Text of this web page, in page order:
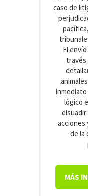
caso de
El
través
lógico
acciones
de la
MÁS